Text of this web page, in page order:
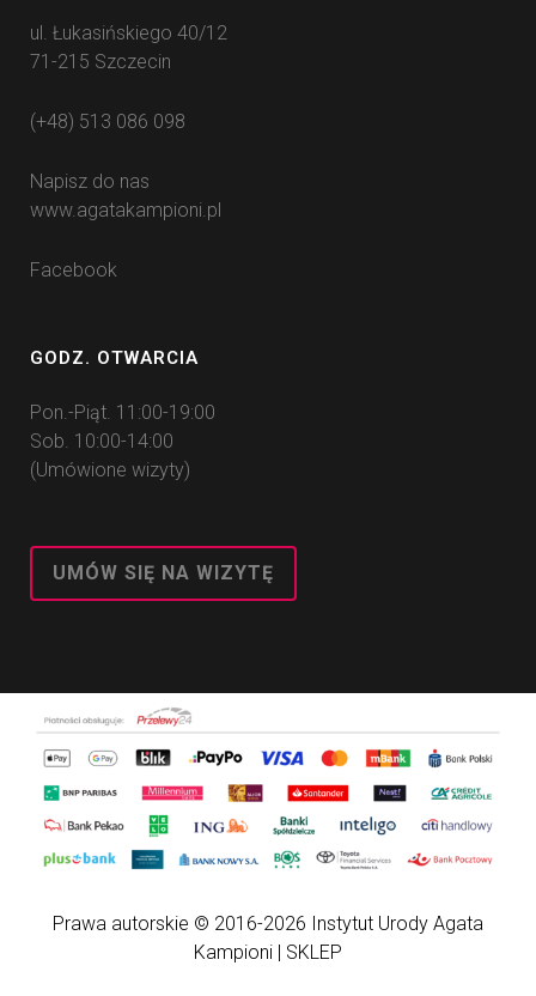
ul. Łukasińskiego 40/12
71-215 Szczecin
(+48) 513 086 098
Napisz do nas
www.agatakampioni.pl
Facebook
GODZ. OTWARCIA
Pon.-Piąt. 11:00-19:00
Sob. 10:00-14:00
(Umówione wizyty)
UMÓW SIĘ NA WIZYTĘ
Prawa autorskie © 2016-2026 Instytut Urody Agata
Kampioni | SKLEP